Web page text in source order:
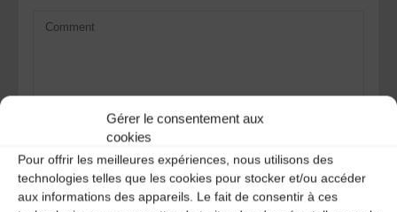
Gérer le consentement aux
cookies
Pour offrir les meilleures expériences, nous utilisons des
technologies telles que les cookies pour stocker et/ou accéder
aux informations des appareils. Le fait de consentir à ces